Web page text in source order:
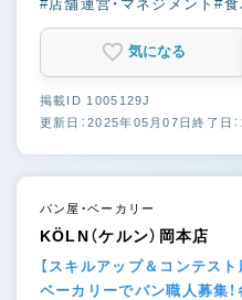
#店舗運営・マネジメント#食
気になる
掲載ID 1005129J
更新日：2025年05月07日終了日
パン屋・ベーカリー
KÖLN（ケルン）岡本店
【スキルアップ＆コンテス
ベーカリーでパン職人募集